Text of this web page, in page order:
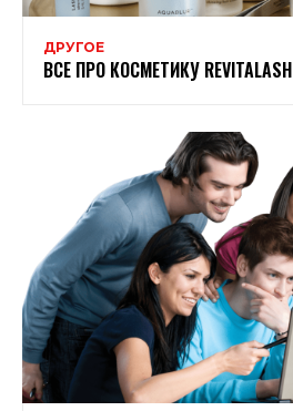
ДРУГОЕ
ВСЕ ПРО КОСМЕТИКУ REVITALASH